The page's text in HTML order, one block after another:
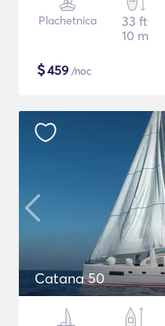
Plachetnica
33 ft
10 m
$459 /noc
Catana 50